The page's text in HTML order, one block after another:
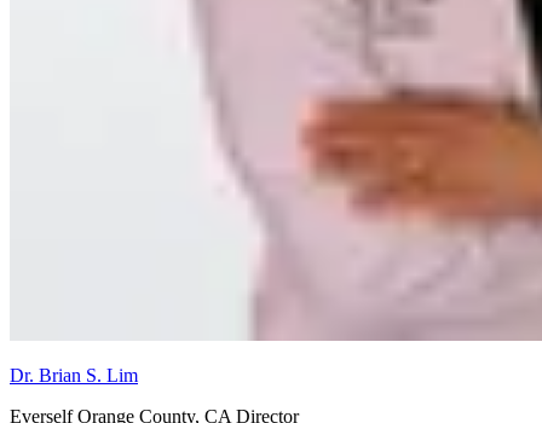
Dr. Brian S. Lim
Everself Orange County, CA Director